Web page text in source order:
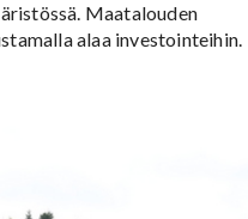
Maatalouden
alaa investointeihin.